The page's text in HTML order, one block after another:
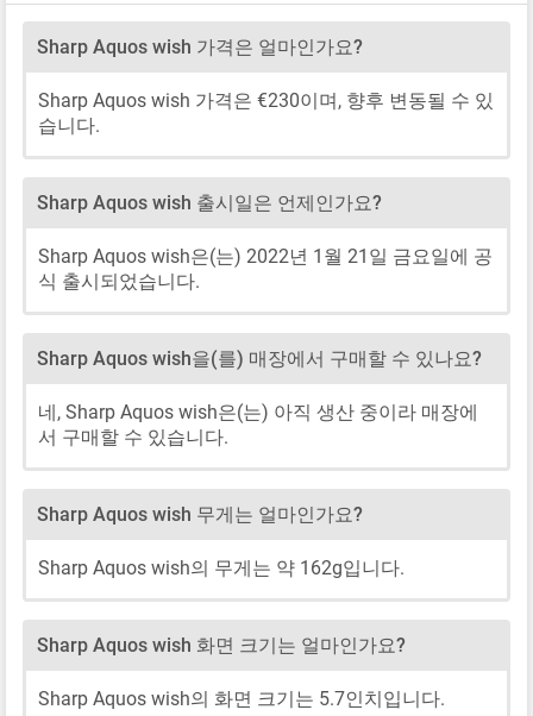
Sharp Aquos wish 가격은 얼마인가요?
Sharp Aquos wish 가격은 €230이며, 향후 변동될 수 있
습니다.
Sharp Aquos wish 출시일은 언제인가요?
Sharp Aquos wish은(는) 2022년 1월 21일 금요일에 공
식 출시되었습니다.
Sharp Aquos wish을(를) 매장에서 구매할 수 있나요?
네, Sharp Aquos wish은(는) 아직 생산 중이라 매장에
서 구매할 수 있습니다.
Sharp Aquos wish 무게는 얼마인가요?
Sharp Aquos wish의 무게는 약 162g입니다.
Sharp Aquos wish 화면 크기는 얼마인가요?
Sharp Aquos wish의 화면 크기는 5.7인치입니다.